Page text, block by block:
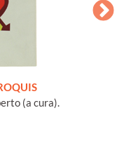
(a cura).